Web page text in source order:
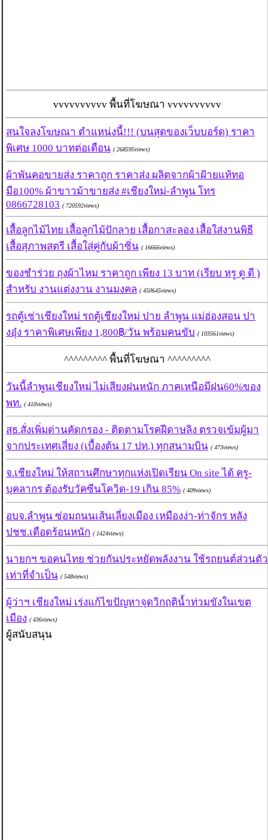
vvvvvvvvvv พื้นที่โฆษณา vvvvvvvvvv
สนใจลงโฆษณา ตำแหน่งนี้!!! (บนสุดของเว็บบอร์ด) ราคา
พิเศษ 1000 บาทต่อเดือน ( 268595views)
ผ้าพันคอขายส่ง ราคาถูก ราคาส่ง ผลิตจากผ้าฝ้ายแท้ทอ
มือ100% ผ้าขาวม้าขายส่ง #เชียงใหม่-ลำพูน โทร
0866728103 ( 720592views)
เสื้อลูกไม้ไทย เสื้อลูกไม้ปักลาย เสื้อกาสะลอง เสื้อใส่งานพิธี
เสื้อสุภาพสตรี เสื้อใส่คู่กับผ้าซิ่น ( 16666views)
ของชำร่วย ถุงผ้าไหม ราคาถูก เพียง 13 บาท (เรียบ หรู ดู ดี )
สำหรับ งานแต่งงาน งานมงคล ( 450645views)
รถตู้เช่าเชียงใหม่ รถตู้เชียงใหม่ ปาย ลำพูน แม่ฮ่องสอน ปา
งอุ๋ง ราคาพิเศษเพียง 1,800฿/วัน พร้อมคนขับ ( 103561views)
^^^^^^^^^ พื้นที่โฆษณา ^^^^^^^^^
วันนี้ลำพูนเชียงใหม่ ไม่เสียงฝนหนัก ภาคเหนือมีฝน60%ของ
พท. ( 410views)
สธ.สั่งเพิ่มด่านคัดกรอง - ติดตามโรคฝีดาษลิง ตรวจเข้มผู้มา
จากประเทศเสี่ยง (เบื้องต้น 17 ปท.) ทุกสนามบิน ( 473views)
จ.เชียงใหม่ ให้สถานศึกษาทุกแห่งเปิดเรียน On site ได้ ครู-
บุคลากร ต้องรับวัคซีนโควิด-19 เกิน 85% ( 409views)
อบจ.ลำพูน ซ่อมถนนเส้นเลี่ยงเมือง เหมืองง่า-ท่าจักร หลัง
ปชช.เดือดร้อนหนัก ( 1424views)
นายกฯ ขอคนไทย ช่วยกันประหยัดพลังงาน ใช้รถยนต์ส่วนตัว
เท่าที่จำเป็น ( 548views)
ผู้ว่าฯ เชียงใหม่ เร่งแก้ไขปัญหาจุดวิกฤติน้ำท่วมขังในเขต
เมือง ( 436views)
ผู้สนับสนุน